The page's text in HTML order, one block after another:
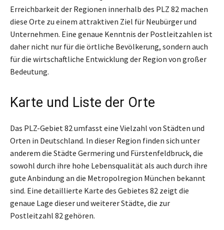
Erreichbarkeit der Regionen innerhalb des PLZ 82 machen
diese Orte zu einem attraktiven Ziel für Neubürger und
Unternehmen. Eine genaue Kenntnis der Postleitzahlen ist
daher nicht nur für die örtliche Bevölkerung, sondern auch
für die wirtschaftliche Entwicklung der Region von großer
Bedeutung.
Karte und Liste der Orte
Das PLZ-Gebiet 82 umfasst eine Vielzahl von Städten und
Orten in Deutschland. In dieser Region finden sich unter
anderem die Städte Germering und Fürstenfeldbruck, die
sowohl durch ihre hohe Lebensqualität als auch durch ihre
gute Anbindung an die Metropolregion München bekannt
sind. Eine detaillierte Karte des Gebietes 82 zeigt die
genaue Lage dieser und weiterer Städte, die zur
Postleitzahl 82 gehören.